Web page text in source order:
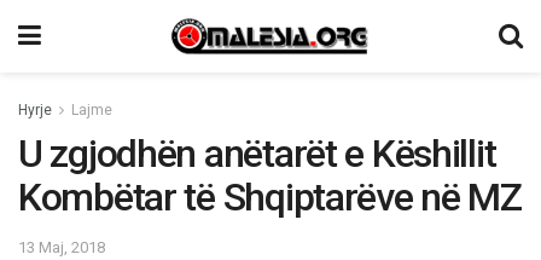
Hyrje Lajme
U zgjodhën anëtarët e Këshillit
Kombëtar të Shqiptarëve në MZ
13 Maj, 2018